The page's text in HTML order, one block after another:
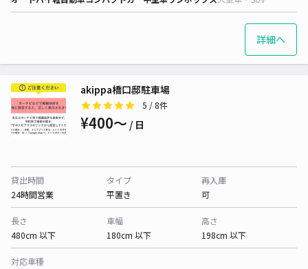
詳細へ
akippa橋口邸駐車場
5 / 8件
¥400〜 / 日
貸出時間
24時間営業
タイプ
平置き
再入庫
可
長さ
480cm 以下
車幅
180cm 以下
高さ
198cm 以下
対応車種